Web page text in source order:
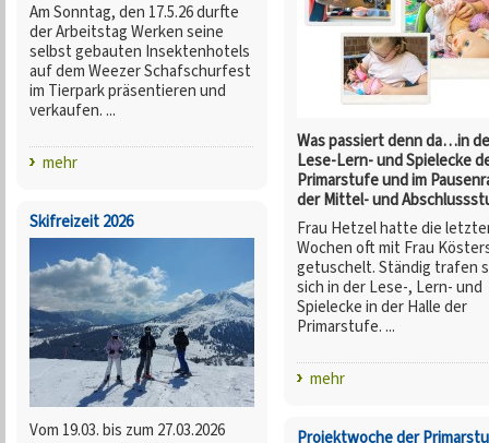
Am Sonntag, den 17.5.26 durfte
der Arbeitstag Werken seine
selbst gebauten Insektenhotels
auf dem Weezer Schafschurfest
im Tierpark präsentieren und
verkaufen. ...
mehr
Skifreizeit 2026
Vom 19.03. bis zum 27.03.2026
Was passiert denn da…in
Lese-Lern- und Spielecke
Primarstufe und im
der Mittel- und
Frau Hetzel hatte die
Wochen oft mit Frau
getuschelt. Ständig trafen
sich in der Lese-, Lern- und
Spielecke in der Halle der
Primarstufe. ...
mehr
Projektwoche der